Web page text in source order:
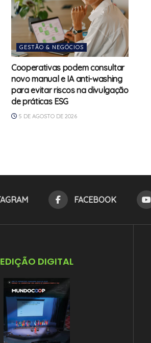
GESTÃO & NEGÓCIOS
Cooperativas podem consultar
novo manual e IA anti-washing
para evitar riscos na divulgação
de práticas ESG
5 DE AGOSTO DE 2026
FACEBOOK
EDIÇÃO DIGITAL